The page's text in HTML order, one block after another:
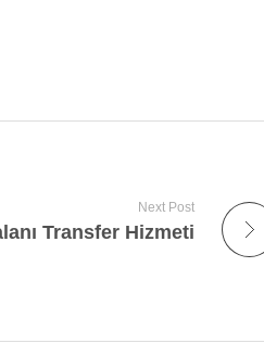
Next Post
Transfer Hizmeti